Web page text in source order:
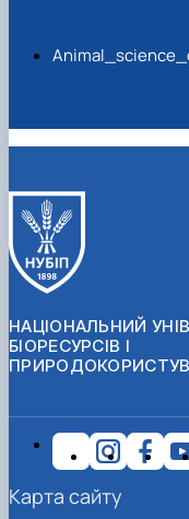
НАЦІОНАЛЬНИЙ
БІОРЕСУРСІВ І
Карта сайту